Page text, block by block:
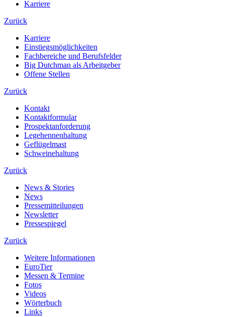
Karriere
Zurück
Karriere
Einstiegsmöglichkeiten
Fachbereiche und Berufsfelder
Big Dutchman als Arbeitgeber
Offene Stellen
Zurück
Kontakt
Kontaktformular
Prospektanforderung
Legehennenhaltung
Geflügelmast
Schweinehaltung
Zurück
News & Stories
News
Pressemitteilungen
Newsletter
Pressespiegel
Zurück
Weitere Informationen
EuroTier
Messen & Termine
Fotos
Videos
Wörterbuch
Links